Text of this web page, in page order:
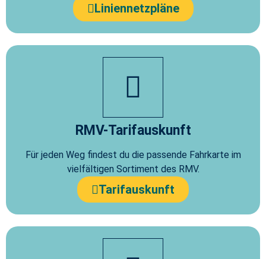
Liniennetzpläne
RMV-Tarifauskunft
Für jeden Weg findest du die passende Fahrkarte im
vielfältigen Sortiment des RMV.
Tarifauskunft